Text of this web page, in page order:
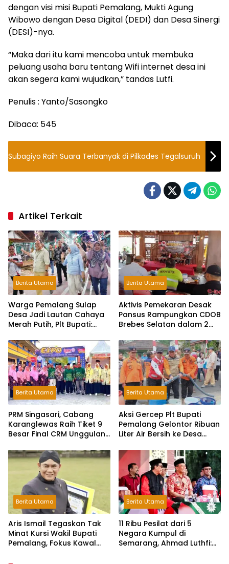
dengan visi misi Bupati Pemalang, Mukti Agung
Wibowo dengan Desa Digital (DEDI) dan Desa Sinergi
(DESI)-nya.
“Maka dari itu kami mencoba untuk membuka
peluang usaha baru tentang Wifi internet desa ini
akan segera kami wujudkan,” tandas Lutfi.
Penulis : Yanto/Sasongko
Dibaca: 545
Subagiyo Raih Suara Terbanyak di Pilkades Tegalsuruh
Artikel Terkait
Berita Utama
Warga Pemalang Sulap
Desa Jadi Lautan Cahaya
Merah Putih, Plt Bupati:
Berita Utama
Aktivis Pemekaran Desak
Pansus Rampungkan CDOB
Brebes Selatan dalam 2
Tritura
Berita Utama
PRM Singasari, Cabang
Karanglewas Raih Tiket 9
Besar Final CRM Unggulan
Berita Utama
Aksi Gercep Plt Bupati
Pemalang Gelontor Ribuan
Liter Air Bersih ke Desa
Berita Utama
Aris Ismail Tegaskan Tak
Minat Kursi Wakil Bupati
Pemalang, Fokus Kawal
Berita Utama
11 Ribu Pesilat dari 5
Negara Kumpul di
Semarang, Ahmad Luthfi: